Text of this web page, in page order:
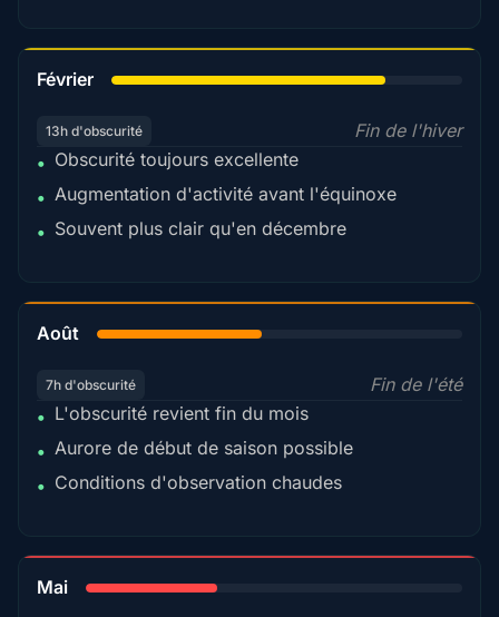
Février
13h d'obscurité
Fin de l'hiver
• Obscurité toujours excellente
• Augmentation d'activité avant l'équinoxe
• Souvent plus clair qu'en décembre
Août
7h d'obscurité
Fin de l'été
• L'obscurité revient fin du mois
• Aurore de début de saison possible
• Conditions d'observation chaudes
Mai